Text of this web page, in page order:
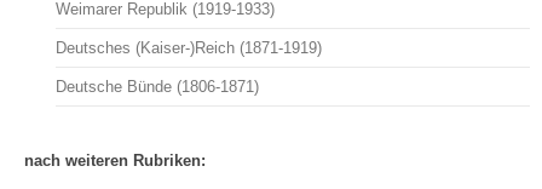
Weimarer Republik (1919-1933)
Deutsches (Kaiser-)Reich (1871-1919)
Deutsche Bünde (1806-1871)
nach weiteren Rubriken: